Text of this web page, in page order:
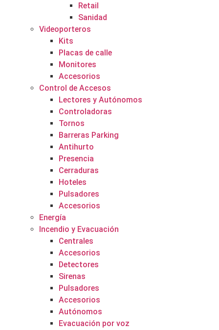
Retail
Sanidad
Videoporteros
Kits
Placas de calle
Monitores
Accesorios
Control de Accesos
Lectores y Autónomos
Controladoras
Tornos
Barreras Parking
Antihurto
Presencia
Cerraduras
Hoteles
Pulsadores
Accesorios
Energía
Incendio y Evacuación
Centrales
Accesorios
Detectores
Sirenas
Pulsadores
Accesorios
Autónomos
Evacuación por voz